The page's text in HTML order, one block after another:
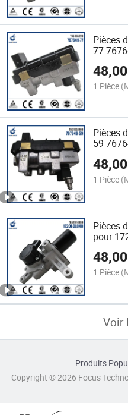
Pièces
77
48,00
1 Pièce
Pièces
59
48,00
1 Pièce
Pièces
pour
48,00
1 Pièce
Voir
Produits
Copyright © 2026 Focus